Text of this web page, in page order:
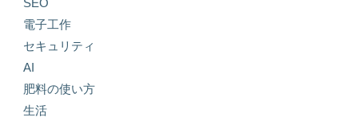
電子工作
セキュリティ
AI
肥料の使い方
生活